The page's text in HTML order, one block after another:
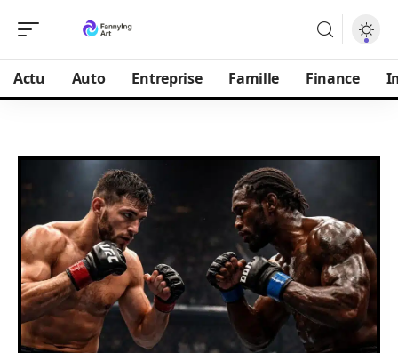
Actu Auto Entreprise Famille Finance